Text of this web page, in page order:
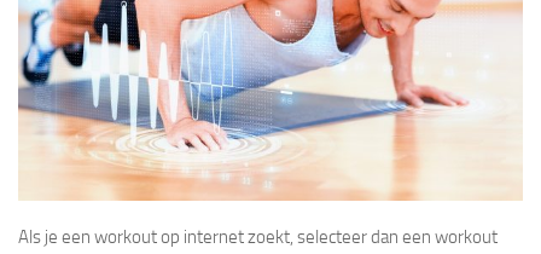
Als je een workout op internet zoekt, selecteer dan een workout